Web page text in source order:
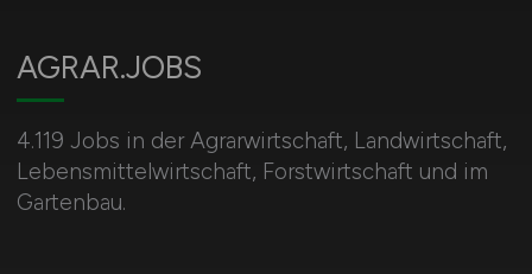
AGRAR.JOBS
4.119 Jobs in der Agrarwirtschaft, Landwirtschaft,
Lebensmittelwirtschaft, Forstwirtschaft und im
Gartenbau.